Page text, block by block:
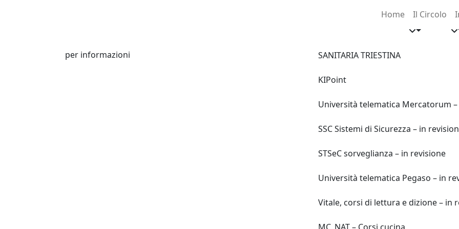
Home Il Circolo
per informazioni SANITARIA TRIESTINA
KIPoint
Università telematica Mercatorum
SSC Sistemi di Sicurezza – in
STSeC sorveglianza – in revisione
Università telematica Pegaso – in
Vitale, corsi di lettura e dizione – in